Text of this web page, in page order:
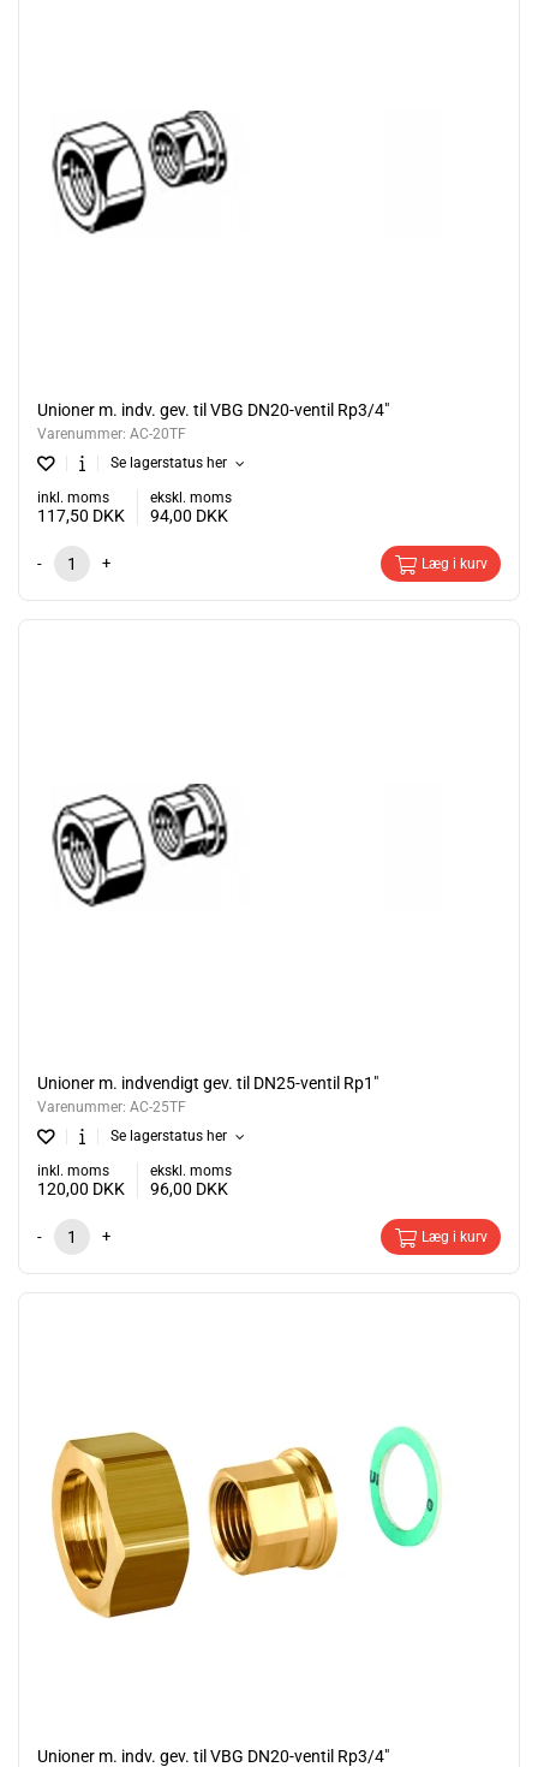
Unioner m. indv. gev. til VBG DN20-ventil Rp3/4"
Varenummer: AC-20TF
Se lagerstatus her
inkl. moms
117,50 DKK
ekskl. moms
94,00 DKK
- + Læg i kurv
Unioner m. indvendigt gev. til DN25-ventil Rp1"
Varenummer: AC-25TF
Se lagerstatus her
inkl. moms
120,00 DKK
ekskl. moms
96,00 DKK
- + Læg i kurv
Unioner m. indv. gev. til VBG DN20-ventil Rp3/4"